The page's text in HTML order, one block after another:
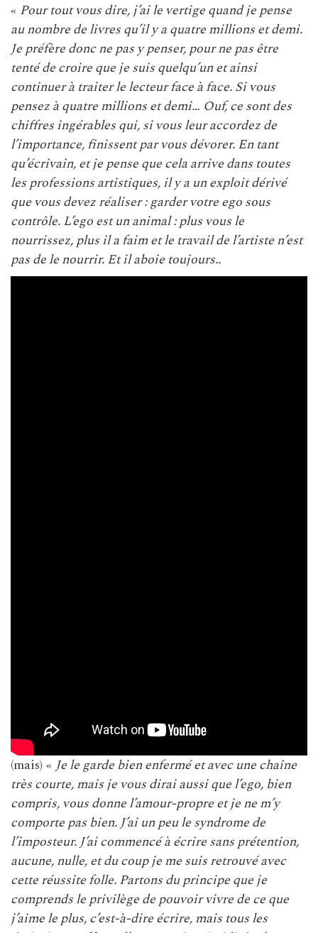
« Pour tout vous dire, j’ai le vertige quand je pense
au nombre de livres qu’il y a quatre millions et demi.
Je préfère donc ne pas y penser, pour ne pas être
tenté de croire que je suis quelqu’un et ainsi
continuer à traiter le lecteur face à face. Si vous
pensez à quatre millions et demi… Ouf, ce sont des
chiffres ingérables qui, si vous leur accordez de
l’importance, finissent par vous dévorer. En tant
qu’écrivain, et je pense que cela arrive dans toutes
les professions artistiques, il y a un exploit dérivé
que vous devez réaliser : garder votre ego sous
contrôle. L’ego est un animal : plus vous le
nourrissez, plus il a faim et le travail de l’artiste n’est
pas de le nourrir. Et il aboie toujours..
(mais) « Je le garde bien enfermé et avec une chaîne
très courte, mais je vous dirai aussi que l’ego, bien
compris, vous donne l’amour-propre et je ne m’y
comporte pas bien. J’ai un peu le syndrome de
l’imposteur. J’ai commencé à écrire sans prétention,
aucune, nulle, et du coup je me suis retrouvé avec
cette réussite folle. Partons du principe que je
comprends le privilège de pouvoir vivre de ce que
j’aime le plus, c’est-à-dire écrire, mais tous les